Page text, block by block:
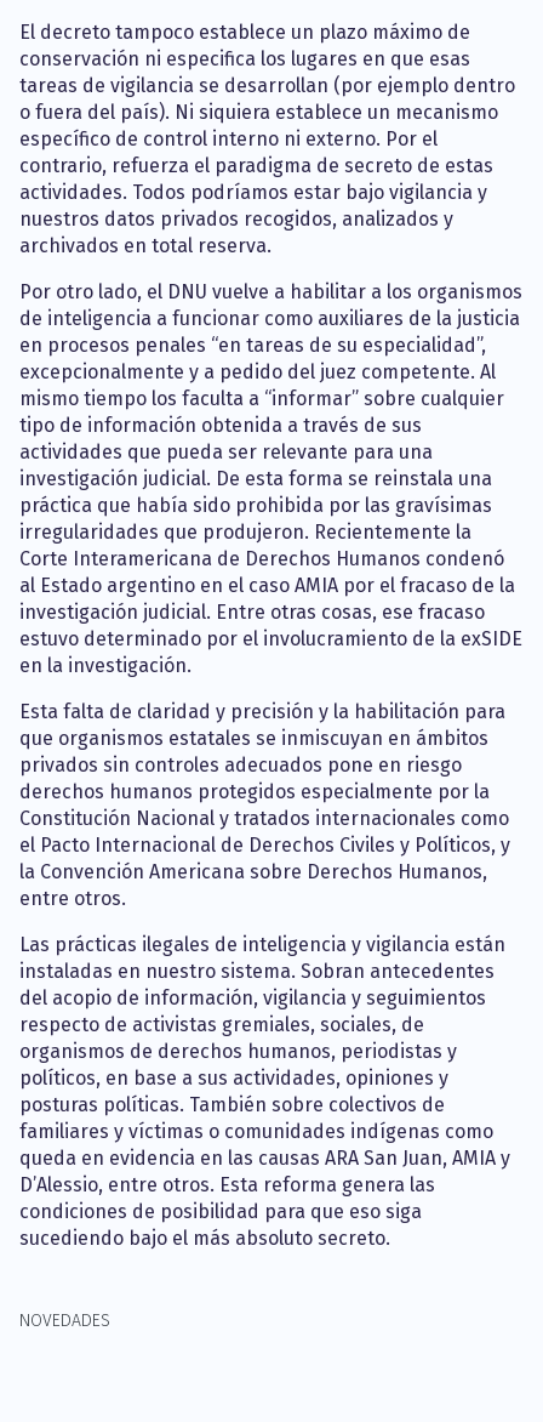
El decreto tampoco establece un plazo máximo de
conservación ni especifica los lugares en que esas
tareas de vigilancia se desarrollan (por ejemplo dentro
o fuera del país). Ni siquiera establece un mecanismo
específico de control interno ni externo. Por el
contrario, refuerza el paradigma de secreto de estas
actividades. Todos podríamos estar bajo vigilancia y
nuestros datos privados recogidos, analizados y
archivados en total reserva.
Por otro lado, el DNU vuelve a habilitar a los organismos
de inteligencia a funcionar como auxiliares de la justicia
en procesos penales “en tareas de su especialidad”,
excepcionalmente y a pedido del juez competente. Al
mismo tiempo los faculta a “informar” sobre cualquier
tipo de información obtenida a través de sus
actividades que pueda ser relevante para una
investigación judicial. De esta forma se reinstala una
práctica que había sido prohibida por las gravísimas
irregularidades que produjeron. Recientemente la
Corte Interamericana de Derechos Humanos condenó
al Estado argentino en el caso AMIA por el fracaso de la
investigación judicial. Entre otras cosas, ese fracaso
estuvo determinado por el involucramiento de la exSIDE
en la investigación.
Esta falta de claridad y precisión y la habilitación para
que organismos estatales se inmiscuyan en ámbitos
privados sin controles adecuados pone en riesgo
derechos humanos protegidos especialmente por la
Constitución Nacional y tratados internacionales como
el Pacto Internacional de Derechos Civiles y Políticos, y
la Convención Americana sobre Derechos Humanos,
entre otros.
Las prácticas ilegales de inteligencia y vigilancia están
instaladas en nuestro sistema. Sobran antecedentes
del acopio de información, vigilancia y seguimientos
respecto de activistas gremiales, sociales, de
organismos de derechos humanos, periodistas y
políticos, en base a sus actividades, opiniones y
posturas políticas. También sobre colectivos de
familiares y víctimas o comunidades indígenas como
queda en evidencia en las causas ARA San Juan, AMIA y
D’Alessio, entre otros. Esta reforma genera las
condiciones de posibilidad para que eso siga
sucediendo bajo el más absoluto secreto.
NOVEDADES